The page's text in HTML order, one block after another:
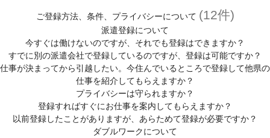
ご登録方法、条件、プライバシーについて (12件)
派遣登録について
今すぐは働けないのですが、それでも登録はできますか？
すでに別の派遣会社で登録しているのですが、登録は可能ですか？
仕事が決まってから引越したい。今住んでいるところで登録して他県の
仕事を紹介してもらえますか？
プライバシーは守られますか？
登録すればすぐにお仕事を案内してもらえますか？
以前登録したことがありますが、あらためて登録が必要ですか？
ダブルワークについて